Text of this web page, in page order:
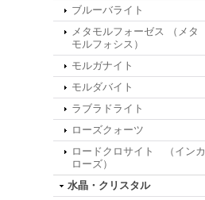
ブルーバライト
メタモルフォーゼス （メタ
モルフォシス）
モルガナイト
モルダバイト
ラブラドライト
ローズクォーツ
ロードクロサイト （インカ
ローズ）
水晶・クリスタル